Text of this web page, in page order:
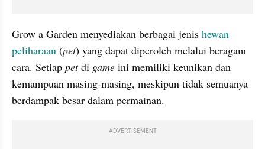
Grow a Garden menyediakan berbagai jenis hewan
peliharaan (pet) yang dapat diperoleh melalui beragam
cara. Setiap pet di game ini memiliki keunikan dan
kemampuan masing-masing, meskipun tidak semuanya
berdampak besar dalam permainan.
ADVERTISEMENT